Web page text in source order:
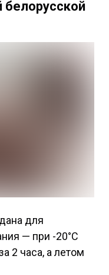
белорусской
для
— при -20°C
2 часа, а летом